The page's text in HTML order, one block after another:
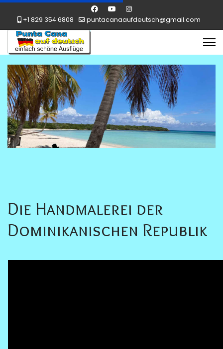
+1 829 354 6808 puntacanaaufdeutsch@gmail.com
Die Handmalerei der
Dominikanischen Republik